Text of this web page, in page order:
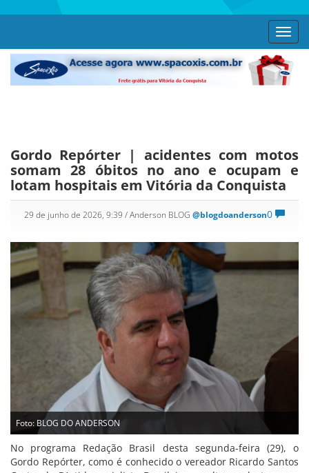
Gordo Repórter | acidentes com motos
somam 28 óbitos no ano e ocupam e
lotam hospitais em Vitória da Conquista
0
29 de junho de 2026, 9:39 / Anderson BLOG @blogdoanderson
Foto: BLOG DO ANDERSON
No programa Redação Brasil desta segunda-feira (29), o
Gordo Repórter, como é conhecido o vereador Ricardo Santos